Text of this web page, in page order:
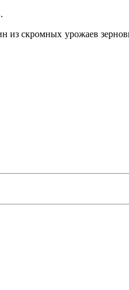
из скромных урожаев